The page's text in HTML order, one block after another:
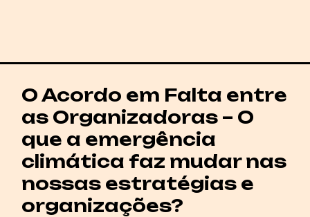
O Acordo em Falta entre
as Organizadoras – O
que a emergência
climática faz mudar nas
nossas estratégias e
organizações?